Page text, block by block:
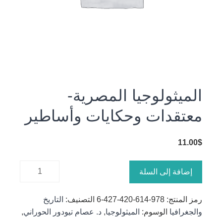
الميثولوجيا المصرية-
معتقدات وحكايات وأساطير
11.00$
معتقدات
وحكايات
إضافة إلى السلة
رمز المنتج: 978-614-420-427-6 التصنيف: التاريخ
والجغرافيا الوسوم: الميثولوجيا, د. عصام تيودور الحوراني,